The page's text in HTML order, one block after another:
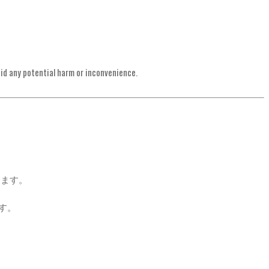
any potential harm or inconvenience.
す。